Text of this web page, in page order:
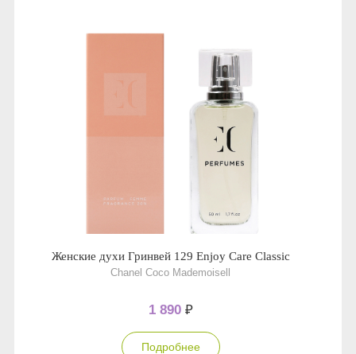
Женские духи Гринвей 129 Enjoy Care Classic
Chanel Coco Mademoisell
1 890 ₽
Подробнее